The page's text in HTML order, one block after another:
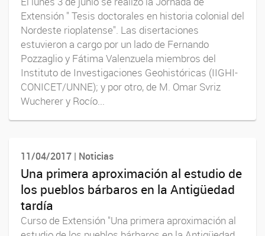
Extensión " Tesis doctorales en historia colonial del
Nordeste rioplatense". Las disertaciones
estuvieron a cargo por un lado de Fernando
Pozzaglio y Fátima Valenzuela miembros del
Instituto de Investigaciones Geohistóricas (IIGHI-
CONICET/UNNE); y por otro, de M. Omar Svriz
Wucherer y Rocío...
11/04/2017 | Noticias
Una primera aproximación al estudio de
los pueblos bárbaros en la Antigüedad
tardía
Curso de Extensión "Una primera aproximación al